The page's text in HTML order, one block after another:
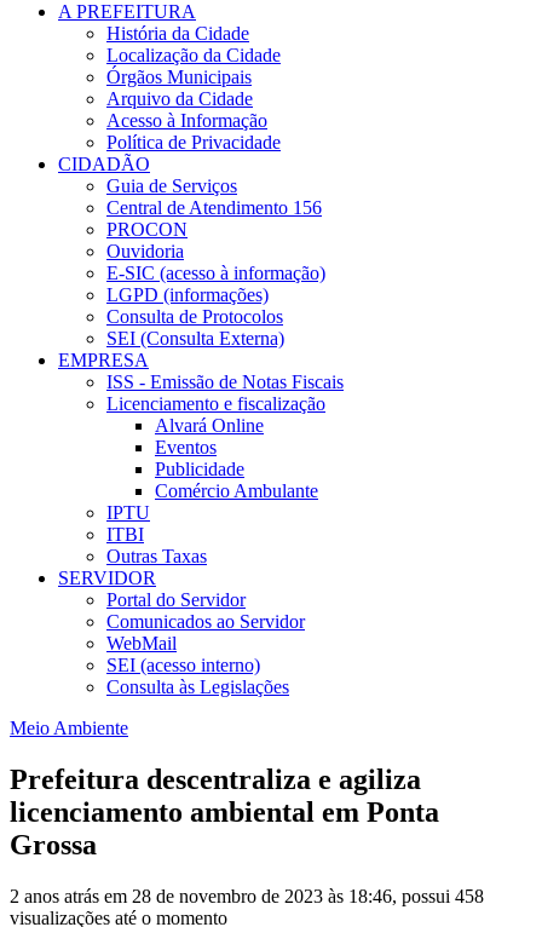
A PREFEITURA
História da Cidade
Localização da Cidade
Órgãos Municipais
Arquivo da Cidade
Acesso à Informação
Política de Privacidade
CIDADÃO
Guia de Serviços
Central de Atendimento 156
PROCON
Ouvidoria
E-SIC (acesso à informação)
LGPD (informações)
Consulta de Protocolos
SEI (Consulta Externa)
EMPRESA
ISS - Emissão de Notas Fiscais
Licenciamento e fiscalização
Alvará Online
Eventos
Publicidade
Comércio Ambulante
IPTU
ITBI
Outras Taxas
SERVIDOR
Portal do Servidor
Comunicados ao Servidor
WebMail
SEI (acesso interno)
Consulta às Legislações
Meio Ambiente
Prefeitura descentraliza e agiliza
licenciamento ambiental em Ponta
Grossa
2 anos atrás em 28 de novembro de 2023 às 18:46, possui 458
visualizações até o momento